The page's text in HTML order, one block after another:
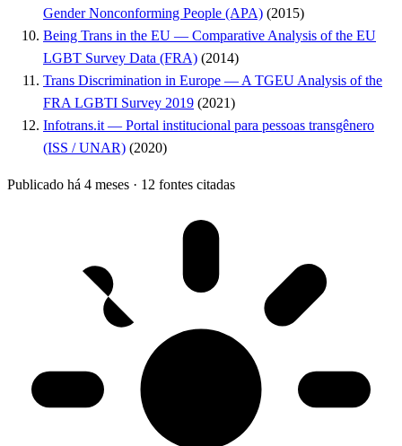
Gender Nonconforming People (APA) (2015)
Being Trans in the EU — Comparative Analysis of the EU
LGBT Survey Data (FRA) (2014)
Trans Discrimination in Europe — A TGEU Analysis of the
FRA LGBTI Survey 2019 (2021)
Infotrans.it — Portal institucional para pessoas transgênero
(ISS / UNAR) (2020)
Publicado há 4 meses · 12 fontes citadas